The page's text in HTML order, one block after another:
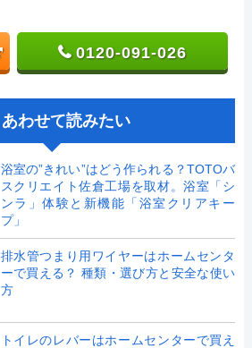
0120-091-026
あわせて読みたい
浴室の”きれい”はどう作られる？TOTOバ
スクリエイト佐倉工場を取材。浴室「シ
ンラ」体験と新機能「浴室クリアキー
プ」
排水管つまり用ワイヤーはホームセンタ
ーで買える？ 種類・選び方と安全な使い
方
トイレのレバーはホームセンターで買え